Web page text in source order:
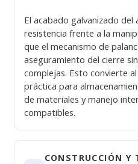
El acabado galvanizado
resistencia frente a la
que el mecanismo de
aseguramiento del cierre
complejas. Esto convierte
práctica para
de materiales y manejo
compatibles.
CONSTRUCCIÓN Y